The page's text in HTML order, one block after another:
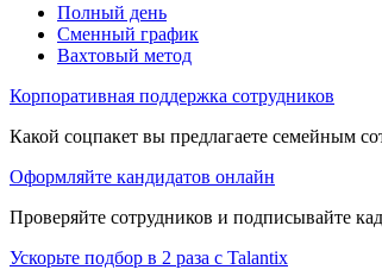
Полный день
Сменный график
Вахтовый метод
Корпоративная поддержка сотрудников
Какой соцпакет вы предлагаете семейным
Оформляйте кандидатов онлайн
Проверяйте сотрудников и подписывайте
Ускорьте подбор в 2 раза с Talantix